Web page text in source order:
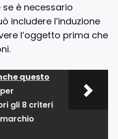
è necessario
includere l’induzione
l’oggetto prima che
questo
gli 8 criteri